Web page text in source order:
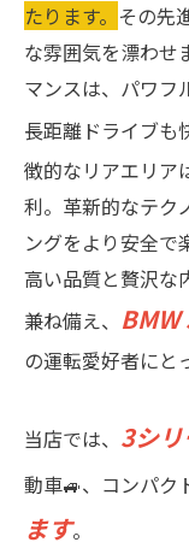
たります。 その先
な雰囲気を漂わせ
マンスは、パワフ
長距離ドライブも
徴的なリアエリア
利。革新的なテク
ングをより安全で
高い品質と贅沢な
兼ね備え、 BMW
の運転愛好者にと
当店では、 3シ
動車🚙、コンパク
ます。